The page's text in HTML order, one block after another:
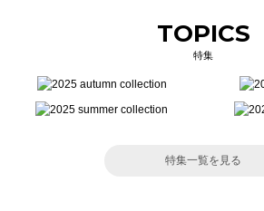
TOPICS
特集
特集一覧を見る